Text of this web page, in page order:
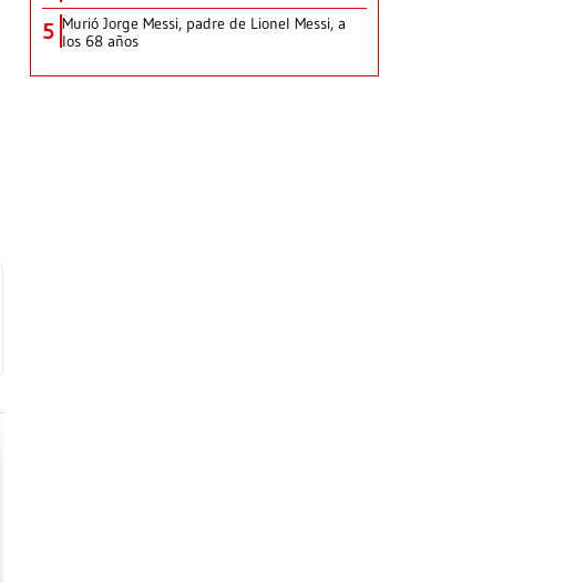
5 Murió Jorge Messi, padre de Lionel Messi, a
los 68 años